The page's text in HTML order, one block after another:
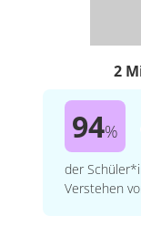
2
94%
der
Verstehen